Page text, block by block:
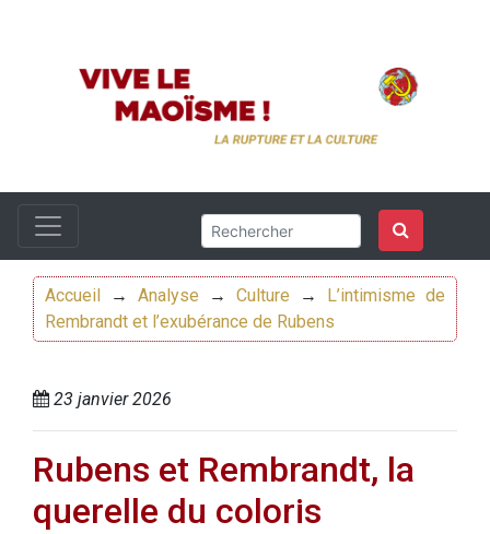
Accueil → Analyse → Culture →
L’intimisme de
Rembrandt et l’exubérance de Rubens
23 janvier 2026
Rubens et Rembrandt, la
querelle du coloris